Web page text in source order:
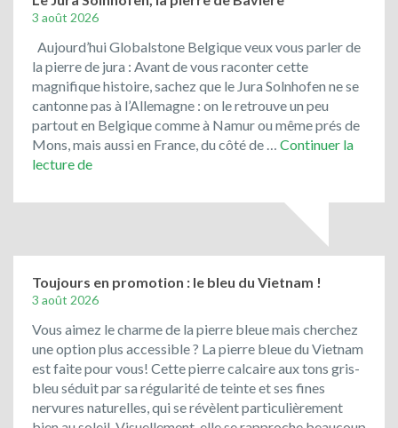
Belgique!
3 août 2026
Aujourd’hui Globalstone Belgique veux vous parler de
la pierre de jura : Avant de vous raconter cette
magnifique histoire, sachez que le Jura Solnhofen ne se
cantonne pas à l’Allemagne : on le retrouve un peu
partout en Belgique comme à Namur ou même prés de
Mons, mais aussi en France, du côté de … Continuer la
lecture deLe
Solnhofen,
de
Bavière
Toujours en promotion : le bleu du Vietnam !
3 août 2026
Vous aimez le charme de la pierre bleue mais cherchez
une option plus accessible ? La pierre bleue du Vietnam
est faite pour vous! Cette pierre calcaire aux tons gris-
bleu séduit par sa régularité de teinte et ses fines
nervures naturelles, qui se révèlent particulièrement